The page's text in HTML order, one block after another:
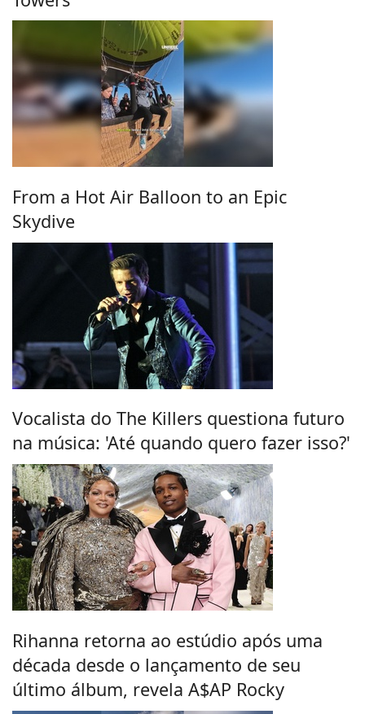
From a Hot Air Balloon to an Epic
Skydive
Vocalista do The Killers questiona futuro
na música: 'Até quando quero fazer isso?'
Rihanna retorna ao estúdio após uma
década desde o lançamento de seu
último álbum, revela A$AP Rocky